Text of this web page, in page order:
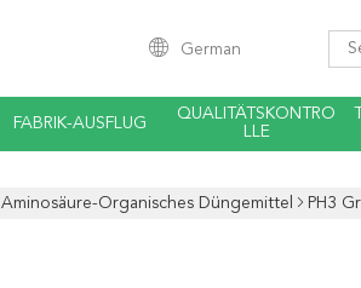
German
FABRIK-AUSFLUG
QUALITÄTSKONTRO
LLE
Aminosäure-Organisches Düngemittel PH3